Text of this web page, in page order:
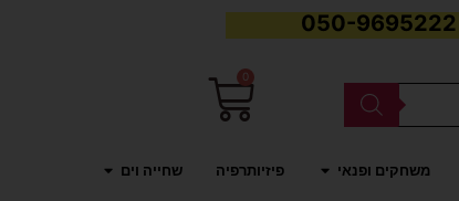
050-9695222
0
עגלת
משחקים ופנאי פתח משחקים ופנאי
פיזיותרפיה שחייה וים פתח שחייה וים